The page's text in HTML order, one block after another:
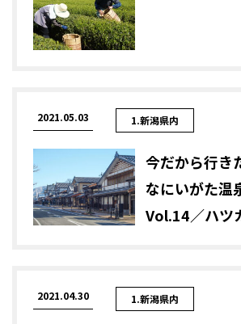
2021.05.03 1.新潟県内
今だから行き
なにいがた温
Vol.14／ハツ
2021.04.30 1.新潟県内